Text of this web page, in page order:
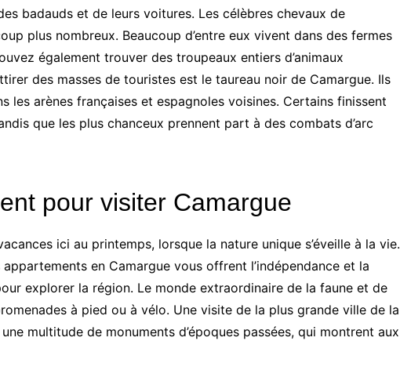
badauds et de leurs voitures. Les célèbres chevaux de
plus nombreux. Beaucoup d’entre eux vivent dans des fermes
également trouver des troupeaux entiers d’animaux
des masses de touristes est le taureau noir de Camargue. Ils
les arènes françaises et espagnoles voisines. Certains finissent
que les plus chanceux prennent part à des combats d’arc
pour visiter Camargue
ici au printemps, lorsque la nature unique s’éveille à la vie.
en Camargue vous offrent l’indépendance et la
explorer la région. Le monde extraordinaire de la faune et de
à pied ou à vélo. Une visite de la plus grande ville de la
multitude de monuments d’époques passées, qui montrent aux